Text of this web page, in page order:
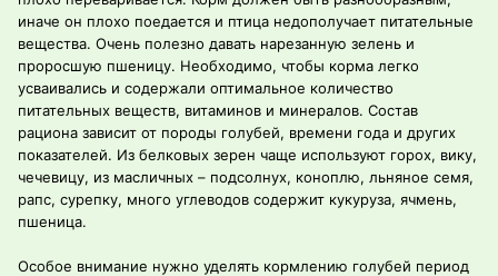
иначе он плохо поедается и птица недополучает питательные
вещества. Очень полезно давать нарезанную зелень и
проросшую пшеницу. Необходимо, чтобы корма легко
усваивались и содержали оптимальное количество
питательных веществ, витаминов и минералов. Состав
рациона зависит от породы голубей, времени года и других
показателей. Из белковых зерен чаще используют горох, вику,
чечевицу, из масличных – подсолнух, коноплю, льняное семя,
рапс, сурепку, много углеводов содержит кукуруза, ячмень,
пшеница.
Особое внимание нужно уделять кормлению голубей период